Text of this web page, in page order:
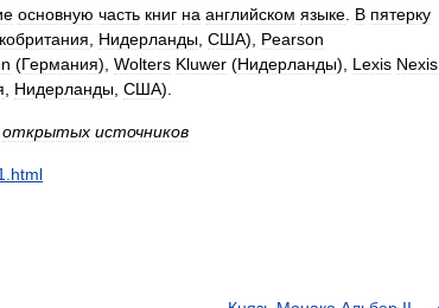
основную часть книг на английском языке В пятерку
Нидерланды США), Pearson
(Германия), Wolters Kluwer (Нидерланды), Lexis Nexis
Нидерланды США).
открытых источников
html